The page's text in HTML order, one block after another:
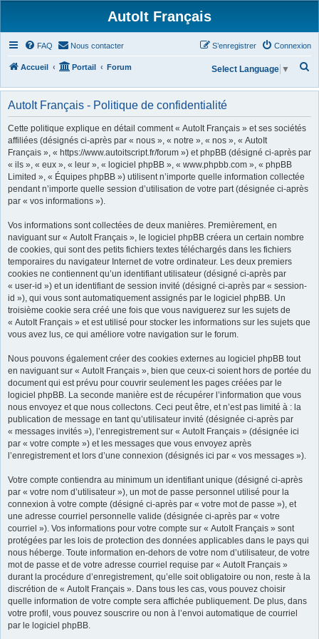
AutoIt Français
FAQ Nous contacter Connexion
S’enregistrer
Accueil Portail Forum
h
r
Select Language ▼
AutoIt Français - Politique de confidentialité
Cette politique explique en détail comment « AutoIt Français » et ses sociétés
affiliées (désignés ci-après par « nous », « notre », « nos », « AutoIt
Français », « https://www.autoitscript.fr/forum ») et phpBB (désigné ci-après par
« ils », « eux », « leur », « logiciel phpBB », « www.phpbb.com », « phpBB
Limited », « Équipes phpBB ») utilisent n’importe quelle information collectée
pendant n’importe quelle session d’utilisation de votre part (désignée ci-après
par « vos informations »).
Vos informations sont collectées de deux manières. Premièrement, en
naviguant sur « AutoIt Français », le logiciel phpBB créera un certain nombre
de cookies, qui sont des petits fichiers textes téléchargés dans les fichiers
temporaires du navigateur Internet de votre ordinateur. Les deux premiers
cookies ne contiennent qu’un identifiant utilisateur (désigné ci-après par
« user-id ») et un identifiant de session invité (désigné ci-après par « session-
id »), qui vous sont automatiquement assignés par le logiciel phpBB. Un
troisième cookie sera créé une fois que vous naviguerez sur les sujets de
« AutoIt Français » et est utilisé pour stocker les informations sur les sujets que
vous avez lus, ce qui améliore votre navigation sur le forum.
Nous pouvons également créer des cookies externes au logiciel phpBB tout
en naviguant sur « AutoIt Français », bien que ceux-ci soient hors de portée du
document qui est prévu pour couvrir seulement les pages créées par le
logiciel phpBB. La seconde manière est de récupérer l’information que vous
nous envoyez et que nous collectons. Ceci peut être, et n’est pas limité à : la
publication de message en tant qu’utilisateur invité (désignée ci-après par
« messages invités »), l’enregistrement sur « AutoIt Français » (désignée ici
par « votre compte ») et les messages que vous envoyez après
l’enregistrement et lors d’une connexion (désignés ici par « vos messages »).
Votre compte contiendra au minimum un identifiant unique (désigné ci-après
par « votre nom d’utilisateur »), un mot de passe personnel utilisé pour la
connexion à votre compte (désigné ci-après par « votre mot de passe »), et
une adresse courriel personnelle valide (désignée ci-après par « votre
courriel »). Vos informations pour votre compte sur « AutoIt Français » sont
protégées par les lois de protection des données applicables dans le pays qui
nous héberge. Toute information en-dehors de votre nom d’utilisateur, de votre
mot de passe et de votre adresse courriel requise par « AutoIt Français »
durant la procédure d’enregistrement, qu’elle soit obligatoire ou non, reste à la
discrétion de « AutoIt Français ». Dans tous les cas, vous pouvez choisir
quelle information de votre compte sera affichée publiquement. De plus, dans
votre profil, vous pouvez souscrire ou non à l’envoi automatique de courriel
par le logiciel phpBB.